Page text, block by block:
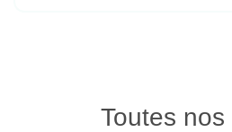
Toutes nos